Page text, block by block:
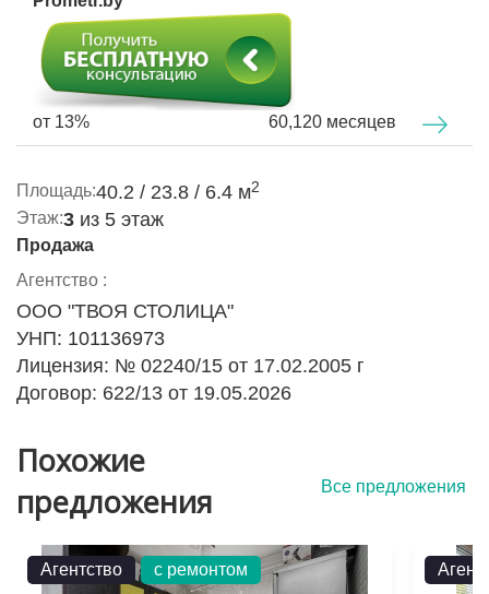
от 13% 60,120 месяцев
Площадь:40.2 / 23.8 / 6.4 м2
Этаж:3 из 5 этаж
Продажа
Агентство :
ООО "ТВОЯ СТОЛИЦА"
УНП: 101136973
Лицензия: № 02240/15 от 17.02.2005 г
Договор: 622/13 от 19.05.2026
Похожие
предложения
Все предложения
Агентство с ремонтом